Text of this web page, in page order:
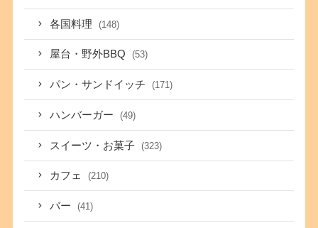
各国料理 (148)
屋台・野外BBQ (53)
パン・サンドイッチ (171)
ハンバーガー (49)
スイーツ・お菓子 (323)
カフェ (210)
バー (41)